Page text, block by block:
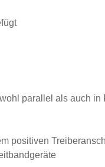
parallel als auch in
positiven